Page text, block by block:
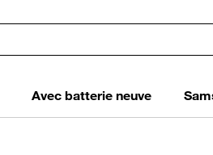
Avec batterie neuve